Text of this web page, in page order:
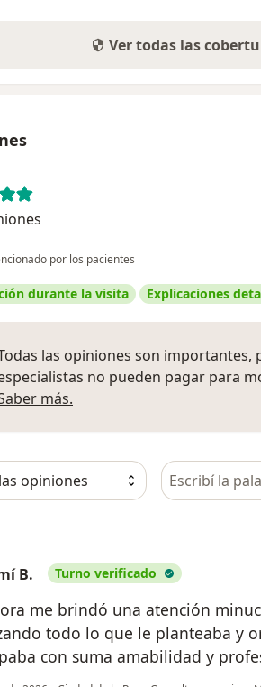
Ver todas las
por los pacientes
durante la visita Explicaciones
las opiniones son importantes,
no pueden pagar para
más.
Busca en
B. Turno verificado
me brindó una atención
todo lo que le planteaba y
con suma amabilidad y